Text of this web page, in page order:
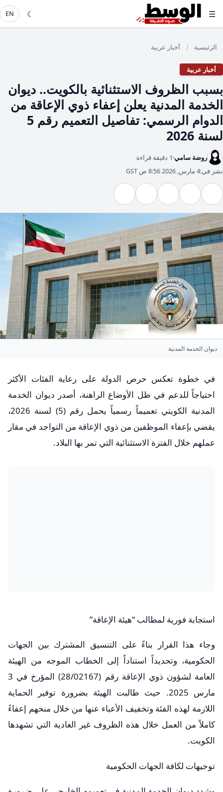
☰
☾
EN
الرئيسية / أخبار عربية
أخبار عربية
​بسبب الظروف الاستثنائية بالكويت.. ديوان
الخدمة المدنية يعلن إعفاء ذوي الإعاقة من
الدوام الرسمي: تفاصيل التعميم رقم 5
لسنة 2026
روضة سامي 1 دقيقة قراءة
نشر في:4 مارس, 2026 8:56 ص GST
ديوان الخدمة المدنية
​في خطوة تعكس حرص الدولة على رعاية الفئات الأكثر
احتياجاً للدعم في ظل الأوضاع الراهنة، أصدر ديوان الخدمة
المدنية الكويتي تعميماً رسمياً يحمل رقم (5) لسنة 2026،
يقضي بإعفاء الموظفين من ذوي الإعاقة من التواجد في مقار
عملهم خلال الفترة الاستثنائية التي تمر بها البلاد.
​استجابة فورية لمطالب “هيئة الإعاقة”
وجاء هذا القرار بناءً على التنسيق المشترك بين الجهات
الحكومية، وتحديداً استناداً إلى الخطاب الموجه من الهيئة
العامة لشؤون ذوي الإعاقة رقم (28/02167) المؤرخ في 3
مارس 2025. حيث طالبت الهيئة بضرورة توفير الحماية
اللازمة لهذه الفئة وتخفيف الأعباء عنها من خلال منحهم إعفاءً
كاملاً من العمل خلال هذه الظروف غير العادية التي تشهدها
الكويت.
​توجيهات لكافة الجهات الحكومية